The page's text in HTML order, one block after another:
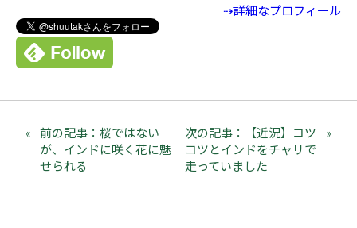
⇢詳細なプロフィール
前の記事：桜ではない
が、インドに咲く花に魅
せられる
次の記事：【近況】コツ
コツとインドをチャリで
走っていました